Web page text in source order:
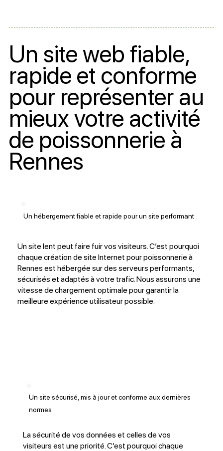
Un site web fiable,
rapide et conforme
pour représenter au
mieux votre activité
de poissonnerie à
Rennes
Un hébergement fiable et rapide pour un site performant
Un site lent peut faire fuir vos visiteurs. C’est pourquoi
chaque création de site Internet pour poissonnerie à
Rennes est hébergée sur des serveurs performants,
sécurisés et adaptés à votre trafic. Nous assurons une
vitesse de chargement optimale pour garantir la
meilleure expérience utilisateur possible.
Un site sécurisé, mis à jour et conforme aux dernières
normes
La sécurité de vos données et celles de vos
visiteurs est une priorité. C’est pourquoi chaque